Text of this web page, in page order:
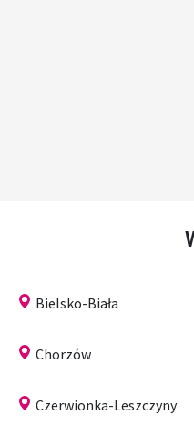
Bielsko-Biała
Chorzów
Czerwionka-Leszczyny